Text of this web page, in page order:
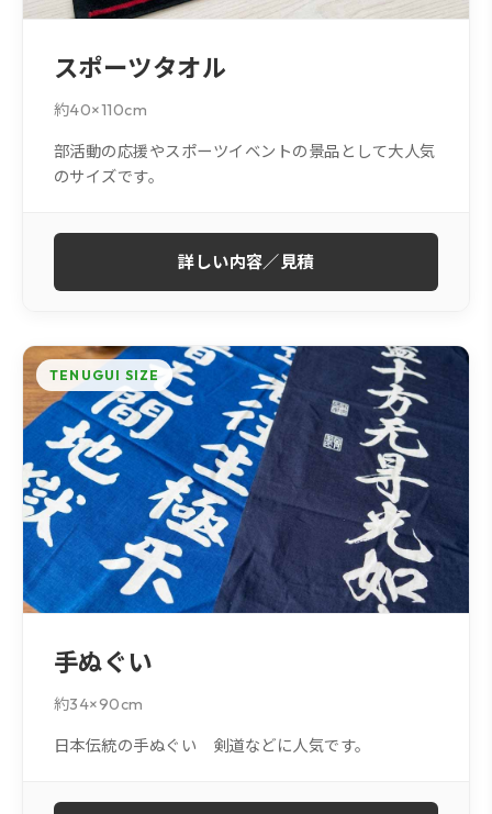
スポーツタオル
約40×110cm
部活動の応援やスポーツイベントの景品として大人気
のサイズです。
詳しい内容／見積
TENUGUI SIZE
手ぬぐい
約34×90cm
日本伝統の手ぬぐい 剣道などに人気です。